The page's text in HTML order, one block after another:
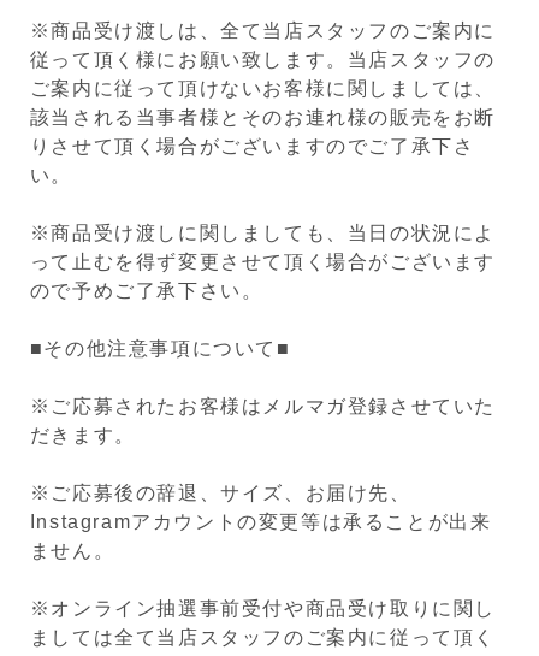
※商品受け渡しは、全て当店スタッフのご案内に
従って頂く様にお願い致します。当店スタッフの
ご案内に従って頂けないお客様に関しましては、
該当される当事者様とそのお連れ様の販売をお断
りさせて頂く場合がございますのでご了承下さ
い。
※商品受け渡しに関しましても、当日の状況によ
って止むを得ず変更させて頂く場合がございます
ので予めご了承下さい。
■その他注意事項について■
※ご応募されたお客様はメルマガ登録させていた
だきます。
※ご応募後の辞退、サイズ、お届け先、
Instagramアカウントの変更等は承ることが出来
ません。
※オンライン抽選事前受付や商品受け取りに関し
ましては全て当店スタッフのご案内に従って頂く